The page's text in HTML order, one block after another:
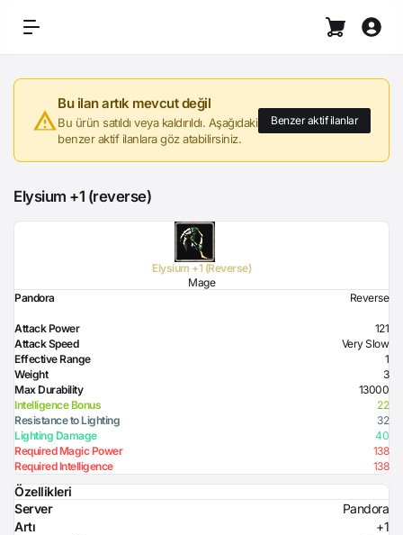
Bu ilan artık mevcut değil
Bu ürün satıldı veya kaldırıldı. Aşağıdaki
benzer aktif ilanlara göz atabilirsiniz.
Benzer aktif ilanlar
Elysium +1 (reverse)
Elysium +1 (Reverse)
Mage
Pandora
Reverse
Attack Power
121
Attack Speed
Very Slow
Effective Range
1
Weight
3
Max Durability
13000
Intelligence Bonus
22
Resistance to Lighting
32
Lighting Damage
40
Required Magic Power
138
Required Intelligence
138
Özellikleri
Server
Pandora
Artı
+1